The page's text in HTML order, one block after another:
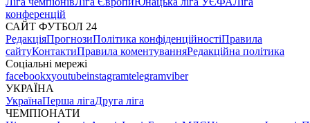
конференцій
САЙТ ФУТБОЛ 24
РедакціяПрогнозиПолітика конфіденційностіПравила
сайтуКонтактиПравила коментуванняРедакційна політика
Соціальні мережі
facebookxyoutubeinstagramtelegramviber
УКРАЇНА
УкраїнаПерша лігаДруга ліга
ЧЕМПІОНАТИ